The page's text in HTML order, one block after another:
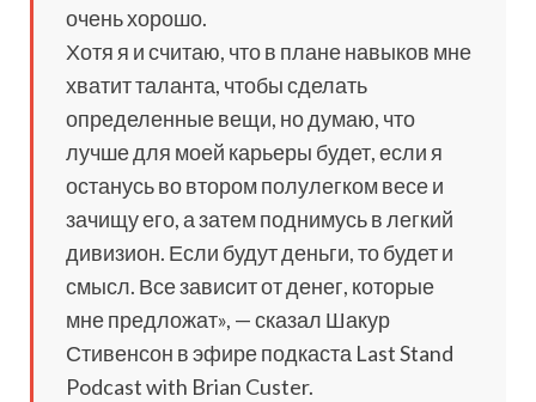
очень хорошо.
Хотя я и считаю, что в плане навыков мне
хватит таланта, чтобы сделать
определенные вещи, но думаю, что
лучше для моей карьеры будет, если я
останусь во втором полулегком весе и
зачищу его, а затем поднимусь в легкий
дивизион. Если будут деньги, то будет и
смысл. Все зависит от денег, которые
мне предложат», — сказал Шакур
Стивенсон в эфире подкаста Last Stand
Podcast with Brian Custer.